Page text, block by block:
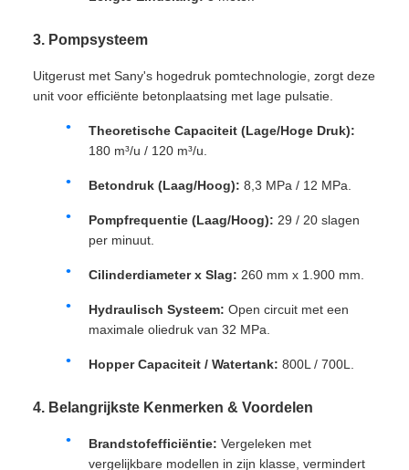
3. Pompsysteem
Uitgerust met Sany's hogedruk pomtechnologie, zorgt deze
unit voor efficiënte betonplaatsing met lage pulsatie.
Theoretische Capaciteit (Lage/Hoge Druk):
180 m³/u / 120 m³/u.
Betondruk (Laag/Hoog): 8,3 MPa / 12 MPa.
Pompfrequentie (Laag/Hoog): 29 / 20 slagen
per minuut.
Cilinderdiameter x Slag: 260 mm x 1.900 mm.
Hydraulisch Systeem: Open circuit met een
maximale oliedruk van 32 MPa.
Hopper Capaciteit / Watertank: 800L / 700L.
4. Belangrijkste Kenmerken & Voordelen
Brandstofefficiëntie: Vergeleken met
vergelijkbare modellen in zijn klasse, vermindert